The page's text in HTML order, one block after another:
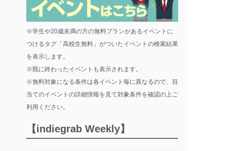
※学生や20歳未満の方の無料プランがあるイベントに
つけるタグ「高校生無料」がついたイベントの検索結果
を表示します。
※既に終わったイベントも表示されます。
※無料対象になる条件は各イベント毎に異なるので、目
当てのイベントの詳細情報を見て対象条件を確認の上ご
利用ください。
【indiegrab Weekly】